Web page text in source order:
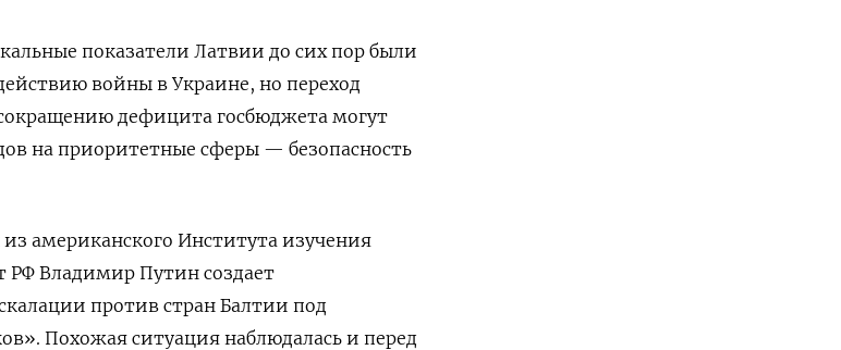
показатели Латвии до сих пор были
войны в Украине, но переход
дефицита госбюджета могут
на приоритетные сферы — безопасность
американского Института изучения
РФ Владимир Путин создает
против стран Балтии под
Похожая ситуация наблюдалась и перед